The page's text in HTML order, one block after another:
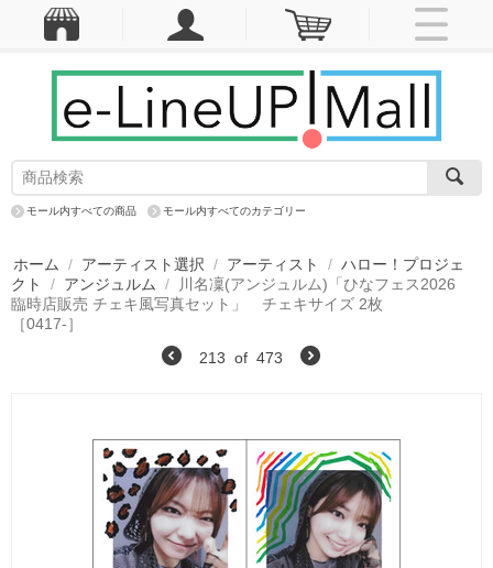
モール内すべての商品 モール内すべてのカテゴリー
ホーム / アーティスト選択 / アーティスト / ハロー！プロジェ
クト
/ アンジュルム /
川名凜(アンジュルム)「ひなフェス2026
臨時店販売 チェキ風写真セット」 チェキサイズ 2枚
［0417-］
213 of 473